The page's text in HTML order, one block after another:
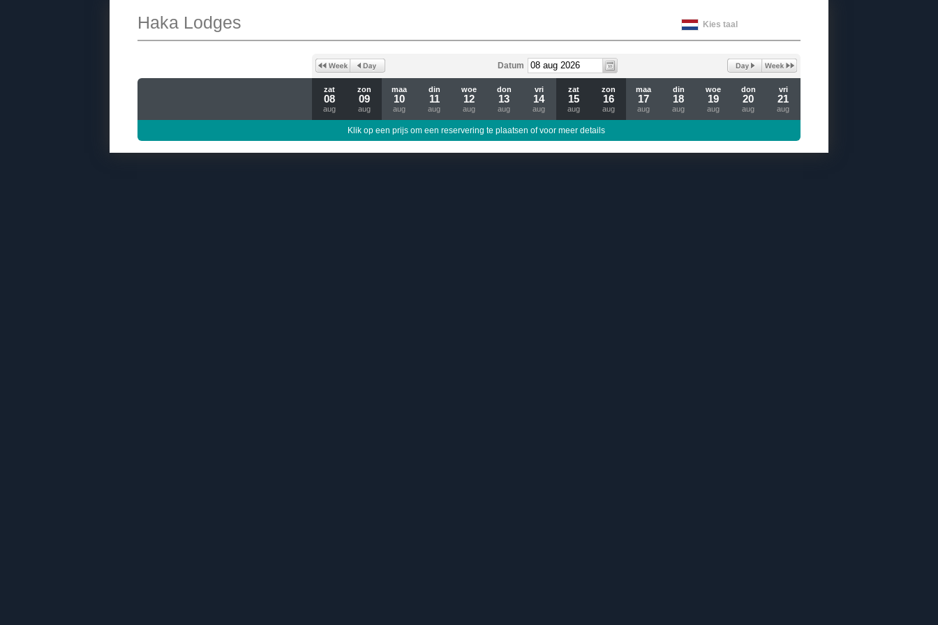
Kies taal
Haka Lodges
Datum
zat
08
aug
zon
09
aug
maa
10
aug
din
11
aug
woe
12
aug
don
13
aug
vri
14
aug
zat
15
aug
zon
16
aug
maa
17
aug
din
18
aug
woe
19
aug
don
20
aug
vri
21
aug
Klik op een prijs om een reservering te plaatsen of voor meer details